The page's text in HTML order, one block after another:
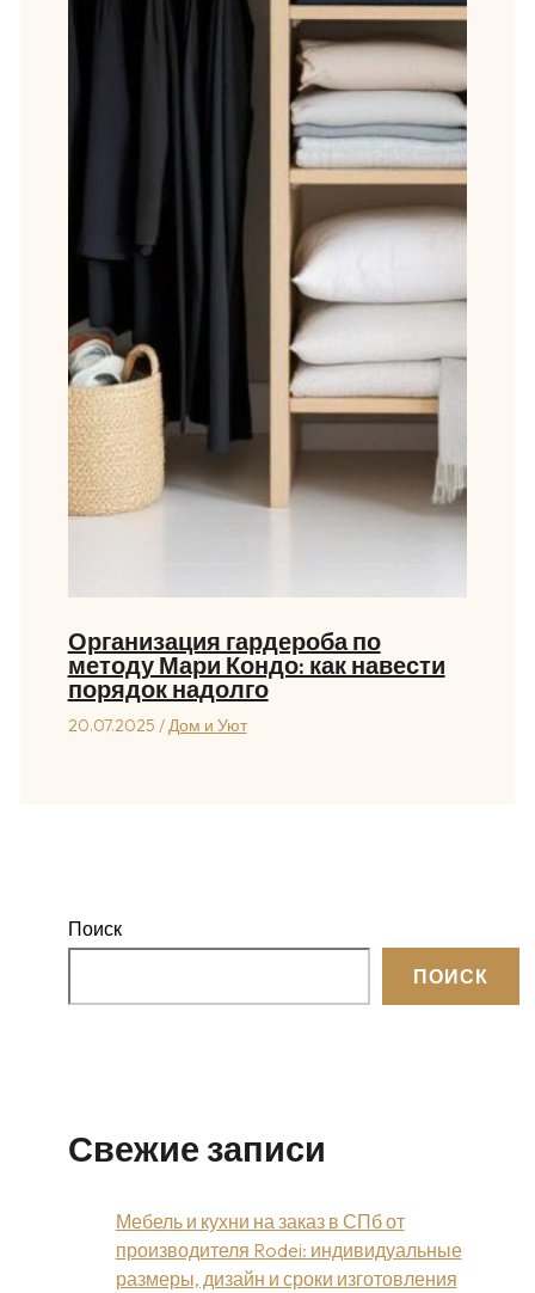
Организация гардероба по
методу Мари Кондо: как навести
порядок надолго
20.07.2025 /Дом и Уют
Поиск
ПОИСК
Свежие записи
Мебель и кухни на заказ в СПб от
производителя Rodei: индивидуальные
размеры, дизайн и сроки изготовления